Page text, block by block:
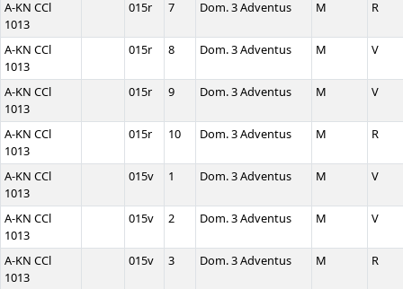
A-KN CCl
1013
015r 7 Dom. 3 Adventus M R
A-KN CCl
1013
015r 8 Dom. 3 Adventus M V
A-KN CCl
1013
015r 9 Dom. 3 Adventus M V
A-KN CCl
1013
015r 10 Dom. 3 Adventus M R
A-KN CCl
1013
015v 1 Dom. 3 Adventus M V
A-KN CCl
1013
015v 2 Dom. 3 Adventus M V
A-KN CCl
1013
015v 3 Dom. 3 Adventus M R